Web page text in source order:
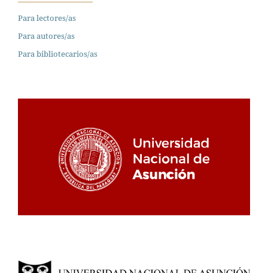
Para lectores/as
Para autores/as
Para bibliotecarios/as